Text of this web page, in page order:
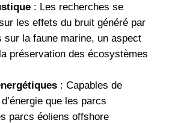
: Les recherches se
les effets du bruit généré par
sur la faune marine, un aspect
préservation des écosystèmes
: Capables de
que les parcs
parcs éoliens offshore